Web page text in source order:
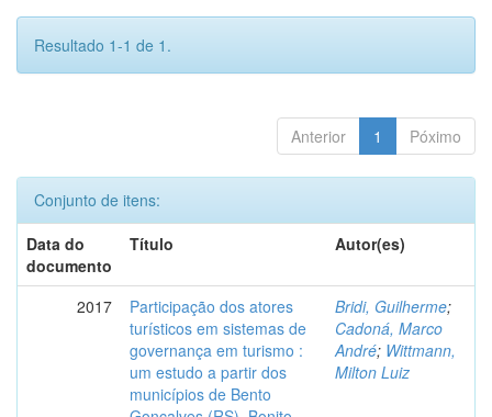
Resultado 1-1 de 1.
Anterior 1 Póximo
Conjunto de itens:
Data do
documento
Título Autor(es)
2017
Participação dos atores
turísticos em sistemas de
governança em turismo :
um estudo a partir dos
municípios de Bento
Bridi, Guilherme;
Cadoná, Marco
André; Wittmann,
Milton Luiz